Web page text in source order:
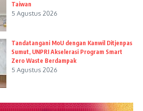
Taiwan
5 Agustus 2026
Tandatangani MoU dengan Kanwil Ditjenpas
Sumut, UNPRI Akselerasi Program Smart
Zero Waste Berdampak
5 Agustus 2026